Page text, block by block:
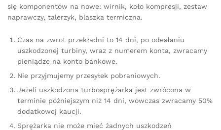
się komponentów na nowe: wirnik, koło kompresji, zestaw
naprawczy, talerzyk, blaszka termiczna.
Czas na zwrot przekładni to 14 dni, po odesłaniu
uszkodzonej turbiny, wraz z numerem konta, zwracamy
pieniądze na konto bankowe.
Nie przyjmujemy przesyłek pobraniowych.
Jeżeli uszkodzona turbosprężarka jest zwrócona w
terminie późniejszym niż 14 dni, wówczas zwracamy 50%
dodatkowej kaucji.
Sprężarka nie może mieć żadnych uszkodzeń